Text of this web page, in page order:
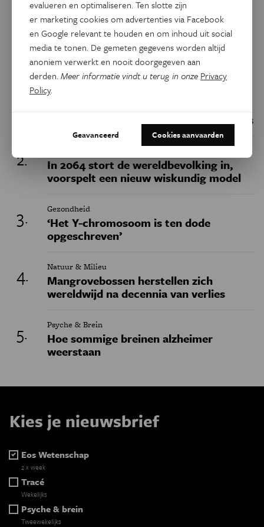
Keuze van de redactie
Geschiedenis
op het uitsterven van de neanderthalers
In 2064 stort de wereldbevolking in,
voorspelt een nieuw wiskundig model
Gezondheid
‘Het Y-chromosoom is ten dode
opgeschreven’
Natuur & Milieu
Mangrovebossen herstellen zich
wereldwijd na decennia van verlies
Psyche & Brein
Hoe sommige breinen alzheimer
weerstaan
Kies je nieuwsbrief
Eos Wetenschap
2 x week
Tracé
Wekelijks
Psyche & brein
Tweewekelijks
evalueren en optimaliseren. Ten slotte zijn
er marketing cookies om advertenties via Facebook
en Google relevant te houden en om inhoud uit social
media te tonen. De gemeten gegevens worden altijd
anoniem verwerkt en nooit doorgegeven aan
derden.Meer informatie vindt u terug in onze Privacy
Policy.
Geavanceerd Cookies aanvaarden